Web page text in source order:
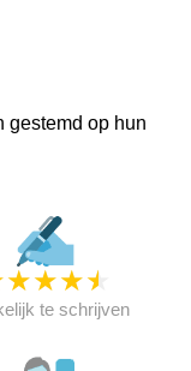
gestemd op hun
★★★★
te schrijven